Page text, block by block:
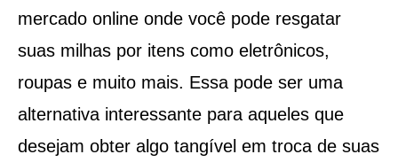
mercado online onde você pode resgatar
suas milhas por itens como eletrônicos,
roupas e muito mais. Essa pode ser uma
alternativa interessante para aqueles que
desejam obter algo tangível em troca de suas